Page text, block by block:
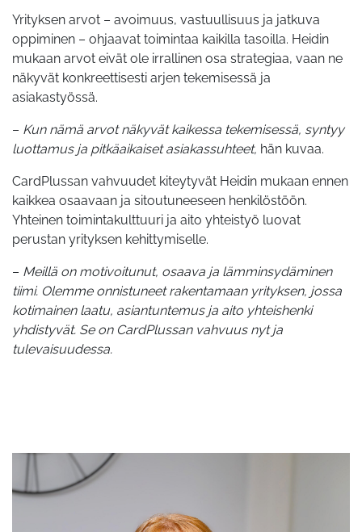
Yrityksen arvot – avoimuus, vastuullisuus ja jatkuva
oppiminen – ohjaavat toimintaa kaikilla tasoilla. Heidin
mukaan arvot eivät ole irrallinen osa strategiaa, vaan ne
näkyvät konkreettisesti arjen tekemisessä ja
asiakastyössä.
– Kun nämä arvot näkyvät kaikessa tekemisessä, syntyy
luottamus ja pitkäaikaiset asiakassuhteet, hän kuvaa.
CardPlussan vahvuudet kiteytyvät Heidin mukaan ennen
kaikkea osaavaan ja sitoutuneeseen henkilöstöön.
Yhteinen toimintakulttuuri ja aito yhteistyö luovat
perustan yrityksen kehittymiselle.
– Meillä on motivoitunut, osaava ja lämminsydäminen
tiimi. Olemme onnistuneet rakentamaan yrityksen, jossa
kotimainen laatu, asiantuntemus ja aito yhteishenki
yhdistyvät. Se on CardPlussan vahvuus nyt ja
tulevaisuudessa.